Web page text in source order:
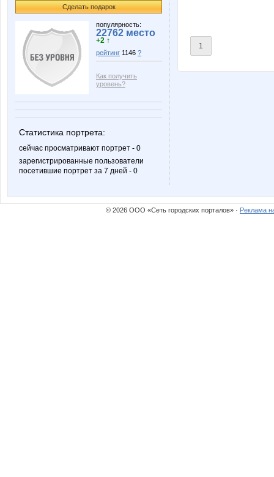
Сделать подарок
популярность:
22762 место
+2 ↑
рейтинг 1146 ?
Как получить
уровень?
Статистика портрета:
сейчас просматривают портрет - 0
зарегистрированные пользователи
посетившие портрет за 7 дней - 0
1
© 2026 ООО «Сеть городских порталов» · Реклама